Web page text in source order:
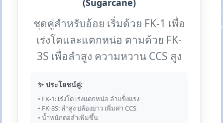
(Sugarcane)
ชุดคู่สำหรับอ้อย เริ่มด้วย FK-1 เพื่อ
เร่งโตและแตกหน่อ ตามด้วย FK-
3S เพื่อลำสูง ความหวาน CCS สูง
✨ ประโยชน์คู่:
• FK-1: เร่งโต เร่งแตกหน่อ ลำแข็งแรง
• FK-3S: ลำสูง ปล้องยาว เพิ่มค่า CCS
• น้ำหนักต่อลำเพิ่มขึ้น